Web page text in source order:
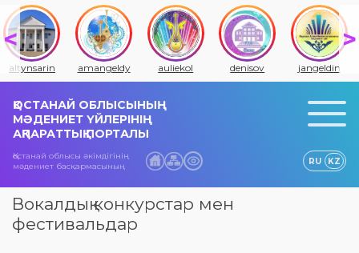
altynsarin amangeldy auliekol denisov jangeldin
ҚОСТАНАЙ ОБЛЫСЫНЫҢ
МӘДЕНИЕТ ҮЙЛЕРІНІҢ
АҚПАРАТТЫҚ ПОРТАЛЫ
Қостанай облысы әкімдігінің
мәдениет басқармасының
RU KZ
Вокалдық конкурстар мен
фестивальдар